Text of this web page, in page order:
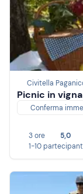
Civitella
Picnic in
Conferma
3 ore
5,0
1-10